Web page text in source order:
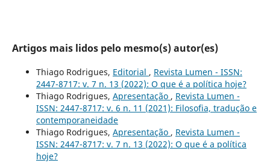
Artigos mais lidos pelo mesmo(s) autor(es)
Thiago Rodrigues, Editorial , Revista Lumen - ISSN:
2447-8717: v. 7 n. 13 (2022): O que é a política hoje?
Thiago Rodrigues, Apresentação , Revista Lumen -
ISSN: 2447-8717: v. 6 n. 11 (2021): Filosofia, tradução e
contemporaneidade
Thiago Rodrigues, Apresentação , Revista Lumen -
ISSN: 2447-8717: v. 7 n. 13 (2022): O que é a política
hoje?